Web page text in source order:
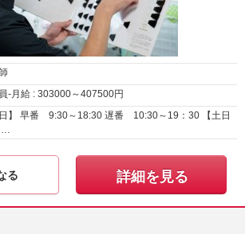
-月給 : 303000～407500円
日】 早番 9:30～18:30 遅番 10:30～19：30 【土日
…
る 詳細を見る